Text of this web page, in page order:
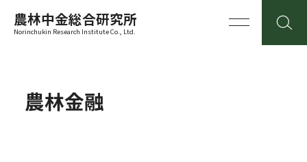
農林中金総合研究所
Norinchukin Research Institute Co., Ltd.
農林金融